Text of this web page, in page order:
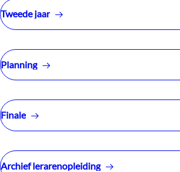
Tweede jaar
Planning
Finale
Archief lerarenopleiding